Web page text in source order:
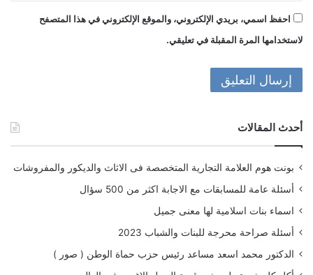
احفظ اسمي، بريدي الإلكتروني، والموقع الإلكتروني في هذا المتصفح
لاستخدامها المرة المقبلة في تعليقي.
أحدث المقالات
بونت هوم العلامة التجارية المتخصصة فى الاثاث والديكور والمفروشات
أسئلة عامة للمسابقات مع الاجابة اكثر من 500 سؤال
اسماء بنات اسلامية لها معنى جميل
أسئلة صراحة محرجة للبنات والشباب 2023
الدكتور محمد اسعد مساعد رئيس حزب حماة الوطن ( صور )